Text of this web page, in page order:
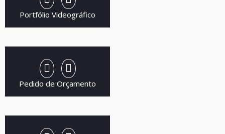
Portfólio Videográfico
Pedido de Orçamento